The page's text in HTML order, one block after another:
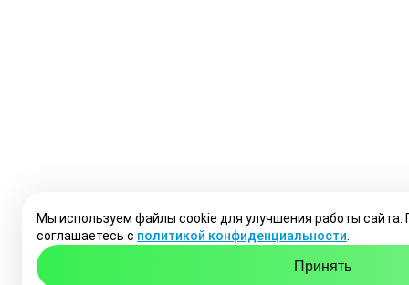
Мы используем файлы cookie для улучшения работы сайта.
соглашаетесь с политикой конфиденциальности
Принять